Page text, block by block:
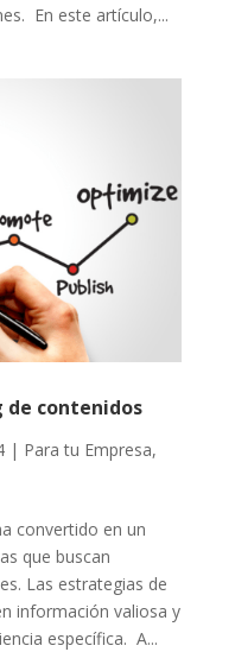
En este artículo,...
contenidos
| Para tu Empresa,
convertido en un
que buscan
Las estrategias de
información valiosa y
específica. A...